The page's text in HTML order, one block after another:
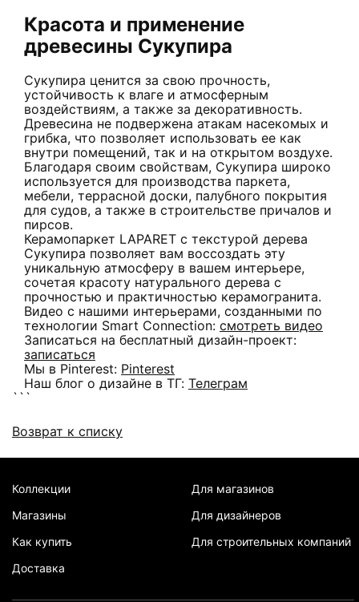
Красота и применение
древесины Сукупира
Сукупира ценится за свою прочность,
устойчивость к влаге и атмосферным
воздействиям, а также за декоративность.
Древесина не подвержена атакам насекомых и
грибка, что позволяет использовать ее как
внутри помещений, так и на открытом воздухе.
Благодаря своим свойствам, Сукупира широко
используется для производства паркета,
мебели, террасной доски, палубного покрытия
для судов, а также в строительстве причалов и
пирсов.
Керамопаркет LAPARET с текстурой дерева
Сукупира позволяет вам воссоздать эту
уникальную атмосферу в вашем интерьере,
сочетая красоту натурального дерева с
прочностью и практичностью керамогранита.
Видео с нашими интерьерами, созданными по
технологии Smart Connection: смотреть видео
Записаться на бесплатный дизайн-проект:
записаться
Мы в Pinterest: Pinterest
Наш блог о дизайне в ТГ: Телеграм
```
Возврат к списку
Коллекции
Магазины
Как купить
Доставка
Для магазинов
Для дизайнеров
Для строительных компаний